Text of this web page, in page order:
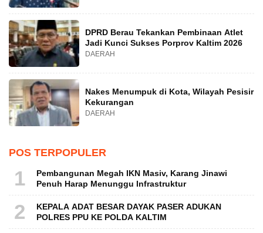
DPRD Berau Tekankan Pembinaan Atlet
Jadi Kunci Sukses Porprov Kaltim 2026
DAERAH
Nakes Menumpuk di Kota, Wilayah Pesisir
Kekurangan
DAERAH
POS TERPOPULER
1
Pembangunan Megah IKN Masiv, Karang Jinawi
Penuh Harap Menunggu Infrastruktur
2
KEPALA ADAT BESAR DAYAK PASER ADUKAN
POLRES PPU KE POLDA KALTIM